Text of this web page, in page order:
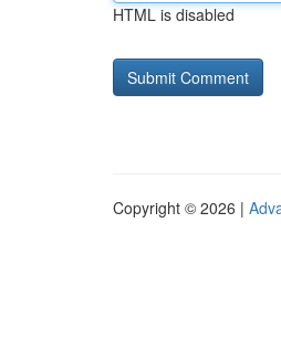
HTML is disabled
Copyright © 2026 |